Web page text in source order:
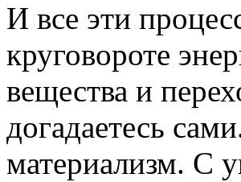
И все эти
круговороте
вещества и
догадаетесь
материализм. С